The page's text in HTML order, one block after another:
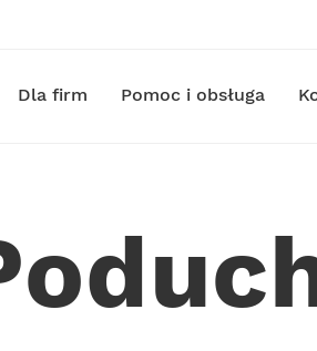
Dla firm Pomoc i obsługa